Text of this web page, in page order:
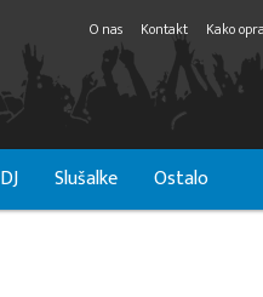
O nas Kontakt Kako
DJ Slušalke Ostalo